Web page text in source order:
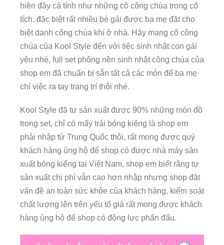
hiền đầy cá tính như những cô công chúa trong cổ
tích, đặc biệt rất nhiều bé gái được ba mẹ đặt cho
biệt danh công chúa khi ở nhà. Hãy mang cô công
chúa của Kool Style đến với tiệc sinh nhật con gái
yêu nhé, full set phông nền sinh nhật công chúa của
shop em đã chuẩn bị sẵn tất cả các món để ba mẹ
chỉ việc ra tay trang trí thôi nhé.
Kool Style đã tự sản xuất được 90% những món đồ
trong set, chỉ có mấy trái bóng kiếng là shop em
phải nhập từ Trung Quốc thôi, rất mong được quý
khách hàng ủng hộ để shop có được nhà máy sản
xuất bóng kiếng tại Việt Nam, shop em biết rằng tự
sản xuất chi phí vẫn cao hơn nhập nhưng shop đặt
vấn đề an toàn sức khỏe của khách hàng, kiểm soát
chất lượng lên trên yếu tố giá rất mong được khách
hàng ủng hộ để shop có động lực phấn đấu.